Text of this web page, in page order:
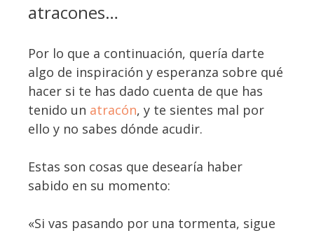
atracones…
Por lo que a continuación, quería darte
algo de inspiración y esperanza sobre qué
hacer si te has dado cuenta de que has
tenido un atracón, y te sientes mal por
ello y no sabes dónde acudir.
Estas son cosas que desearía haber
sabido en su momento:
«Si vas pasando por una tormenta, sigue